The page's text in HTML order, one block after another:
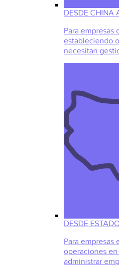
DESDE CHINA
Para empresas
estableciendo
necesitan
DESDE
Para empresas
operaciones
administrar